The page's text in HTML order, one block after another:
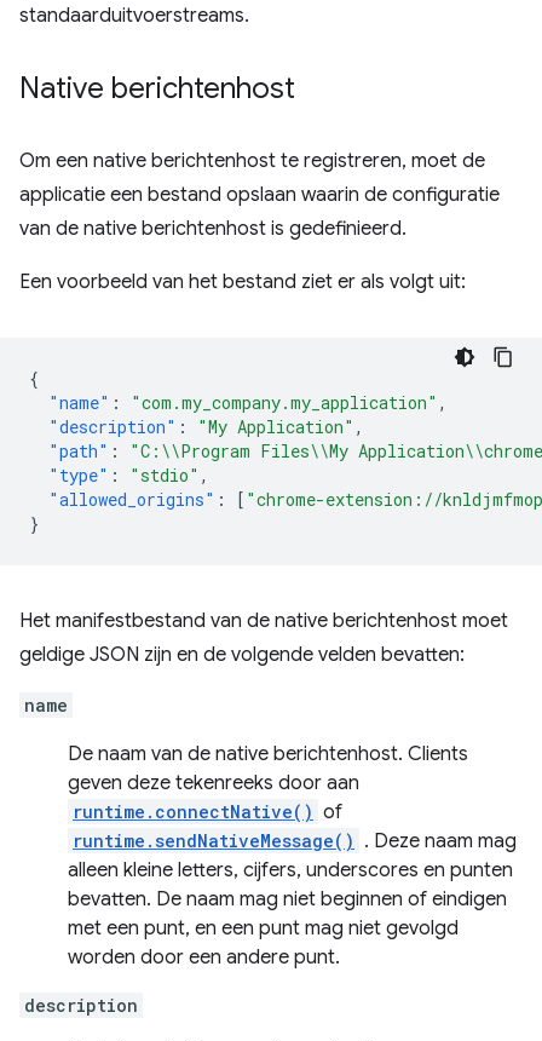
standaarduitvoerstreams.
Native berichtenhost
Om een ​​native berichtenhost te registreren, moet de
applicatie een bestand opslaan waarin de configuratie
van de native berichtenhost is gedefinieerd.
Een voorbeeld van het bestand ziet er als volgt uit:
{
"name" : "com.my_company.my_application" ,
"description" : "My Application" ,
"path" :
"C:\\Program Files\\My
"type" : "stdio" ,
"allowed_origins" : [ "chrome-extension://
}
Het manifestbestand van de native berichtenhost moet
geldige JSON zijn en de volgende velden bevatten:
name
De naam van de native berichtenhost. Clients
geven deze tekenreeks door aan
runtime.connectNative() of
runtime.sendNativeMessage() . Deze naam mag
alleen kleine letters, cijfers, underscores en punten
bevatten. De naam mag niet beginnen of eindigen
met een punt, en een punt mag niet gevolgd
worden door een andere punt.
description